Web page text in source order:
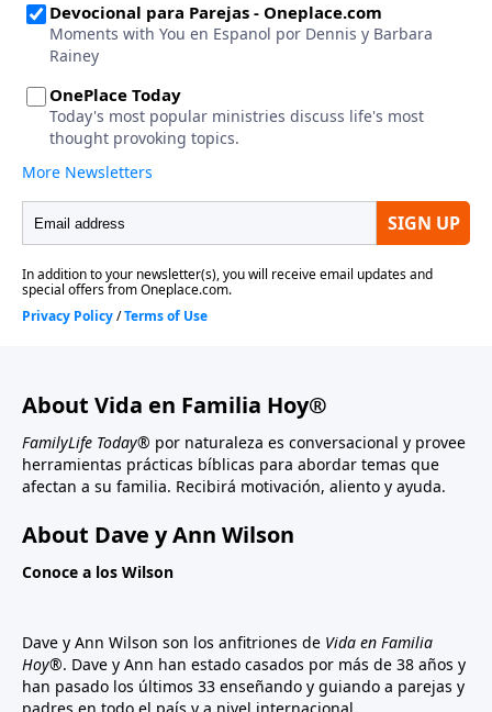
About Vida en Familia Hoy®
FamilyLife Today® por naturaleza es conversacional y provee
herramientas prácticas bíblicas para abordar temas que
afectan a su familia. Recibirá motivación, aliento y ayuda.
About Dave y Ann Wilson
Conoce a los Wilson
Dave y Ann Wilson son los anfitriones de Vida en Familia
Hoy®. Dave y Ann han estado casados por más de 38 años y
han pasado los últimos 33 enseñando y guiando a parejas y